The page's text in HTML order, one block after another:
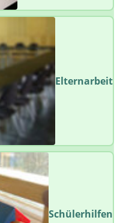
Elternarbeit
Schülerhilfen